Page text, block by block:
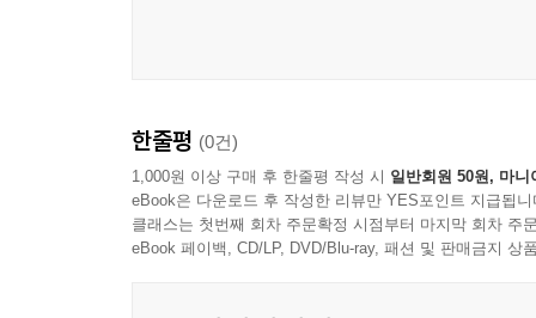
한줄평 (0건)
1,000원 이상 구매 후 한줄평 작성 시 일반회원 50원, 마니
eBook은 다운로드 후 작성한 리뷰만 YES포인트 지급됩니
클래스는 첫번째 회차 주문확정 시점부터 마지막 회차 주
eBook 페이백, CD/LP, DVD/Blu-ray, 패션 및 판매금지 상